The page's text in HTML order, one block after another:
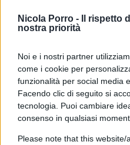
Nicola Porro -
Il rispetto
nostra priorità
Noi e i nostri partner
come i cookie per
funzionalità per social media
Facendo clic di seguito si
tecnologia. Puoi cambiare
consenso in qualsiasi
Please note that this
è una vera e
e traccia una via
dollaro digitale,
centrali e strumento di
criptovalute private e
Francesco Simoncelli.
accordo